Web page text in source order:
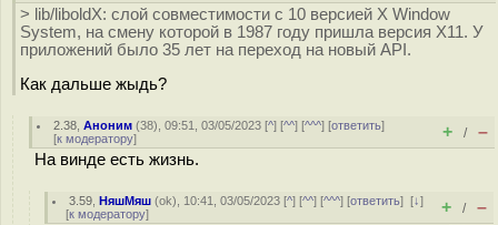
> lib/liboldX: слой совместимости с 10 версией X Window
System, на смену которой в 1987 году пришла версия X11. У
приложений было 35 лет на переход на новый API.
Как дальше жыдь?
2.38 ,Аноним (38), 09:51, 03/05/2023 [^] [^^] [^^^] [ответить]
[к модератору] + / –
На винде есть жизнь.
3.59 ,НяшМяш (ok), 10:41, 03/05/2023 [^] [^^] [^^^] [ответить][↓]
[к модератору] + / –